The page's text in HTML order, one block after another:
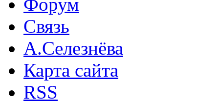
Связь
А.Селезнёва
Карта сайта
RSS